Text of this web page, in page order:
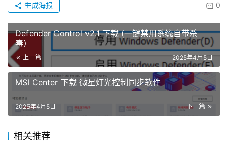
0
生成海报
Defender Control v2.1 下载 (一键禁用系统自带杀
毒）
上一篇 2025年4月5日
MSI Center 下载 微星灯光控制同步软件
下一篇
2025年4月5日
相关推荐